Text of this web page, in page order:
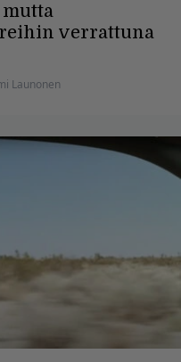
mutta
verrattuna
Launonen